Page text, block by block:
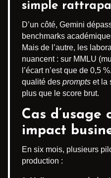
simple
D’un côté, Gemini
benchmarks
Mais de l’autre, les
nuancent : sur MMLU
l’écart n’est que de 0,5
qualité des prompts et la
plus que le score brut.
Cas d’usage
impact
En six mois, plusieurs
production :